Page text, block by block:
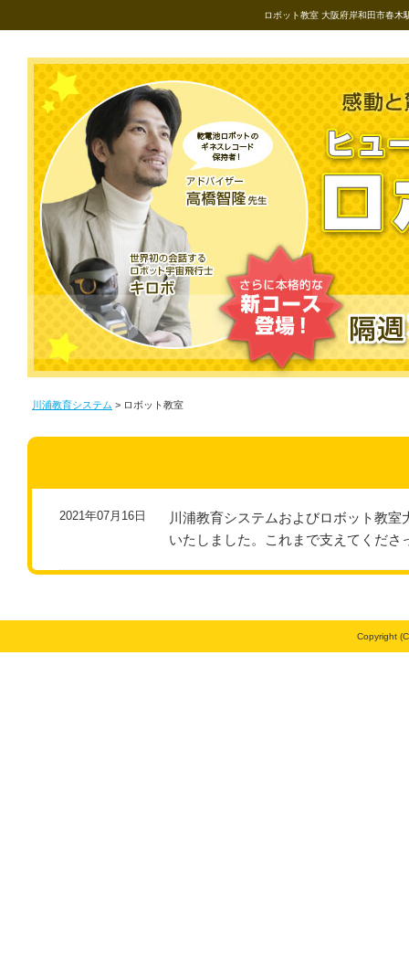
ロボット教室 大阪府岸和田市春木
川浦教育システム > ロボット教室
2021年07月16日
川浦教育システムおよびロボット教
いたしました。これまで支えてくだ
Copyright